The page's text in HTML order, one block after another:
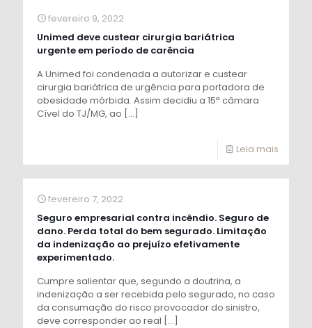
fevereiro 9, 2022
Unimed deve custear cirurgia bariátrica
urgente em período de carência
A Unimed foi condenada a autorizar e custear
cirurgia bariátrica de urgência para portadora de
obesidade mórbida. Assim decidiu a 15ª câmara
Cível do TJ/MG, ao […]
Leia mais
fevereiro 7, 2022
Seguro empresarial contra incêndio. Seguro de
dano. Perda total do bem segurado. Limitação
da indenização ao prejuízo efetivamente
experimentado.
Cumpre salientar que, segundo a doutrina, a
indenização a ser recebida pelo segurado, no caso
da consumação do risco provocador do sinistro,
deve corresponder ao real […]